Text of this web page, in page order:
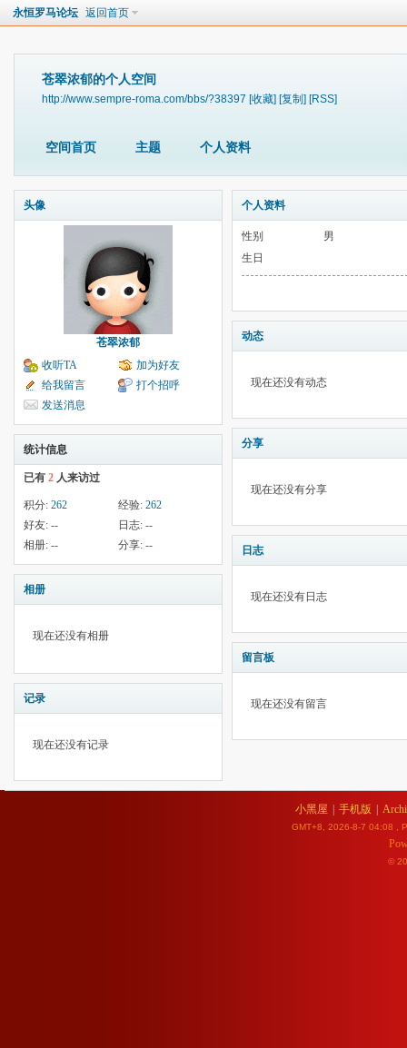
永恒罗马论坛 返回首页
苍翠浓郁的个人空间
http://www.sempre-roma.com/bbs/?38397 [收藏] [复制] [RSS]
空间首页 主题 个人资料
头像
苍翠浓郁
收听TA
加为好友
给我留言
打个招呼
发送消息
统计信息
已有 2 人来访过
积分: 262 经验: 262
好友: -- 日志: --
相册: -- 分享: --
相册
现在还没有相册
记录
现在还没有记录
个人资料
性别
男
生日
动态
现在还没有动态
分享
现在还没有分享
日志
现在还没有日志
留言板
现在还没有留言
小黑屋 手机版
GMT+8, 2026-8-7 04:08 ,
©